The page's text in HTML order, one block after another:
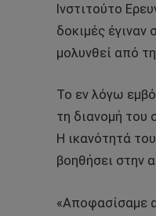
Ινστιτούτο
δοκιμές έγιναν
μολυνθεί από
Το εν λόγω
τη διανομή του
Η ικανότητά
βοηθήσει στην
«Αποφασίσαμε